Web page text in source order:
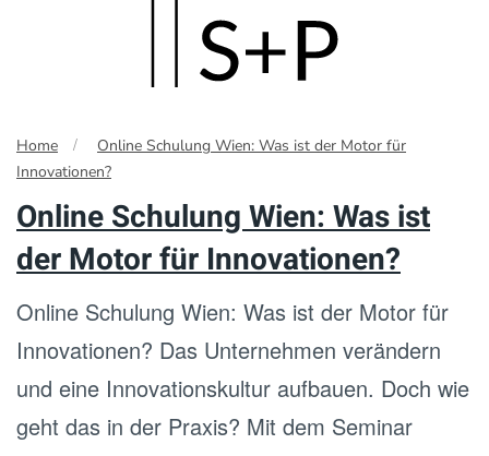
main
content
Home
Online Schulung Wien: Was ist der Motor für
Innovationen?
Online Schulung Wien: Was ist
der Motor für Innovationen?
Online Schulung Wien: Was ist der Motor für
Innovationen? Das Unternehmen verändern
und eine Innovationskultur aufbauen. Doch wie
geht das in der Praxis? Mit dem Seminar